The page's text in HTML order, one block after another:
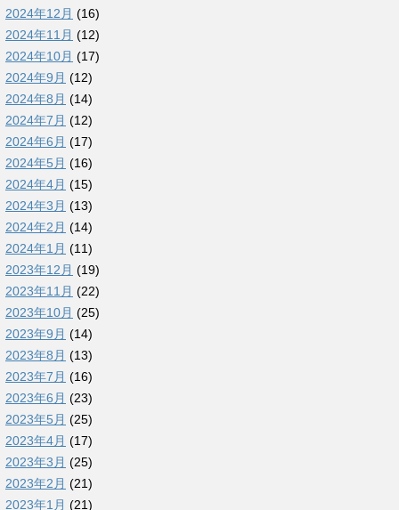
2024年12月 (16)
2024年11月 (12)
2024年10月 (17)
2024年9月 (12)
2024年8月 (14)
2024年7月 (12)
2024年6月 (17)
2024年5月 (16)
2024年4月 (15)
2024年3月 (13)
2024年2月 (14)
2024年1月 (11)
2023年12月 (19)
2023年11月 (22)
2023年10月 (25)
2023年9月 (14)
2023年8月 (13)
2023年7月 (16)
2023年6月 (23)
2023年5月 (25)
2023年4月 (17)
2023年3月 (25)
2023年2月 (21)
2023年1月 (21)